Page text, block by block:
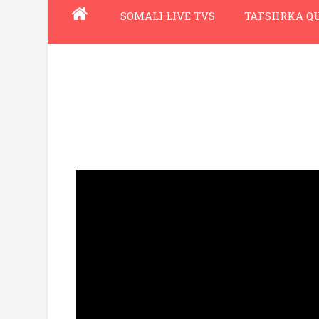
SOMALI LIVE TVS TAFSIIRKA